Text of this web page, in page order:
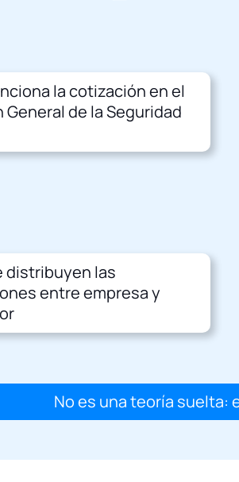
la cotización en el
General de la Seguridad
distribuyen las
entre empresa y
No es una teoría suelta: